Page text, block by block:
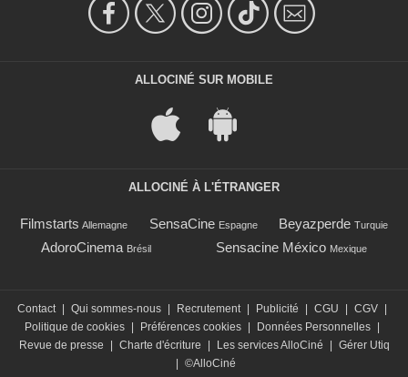
ALLOCINÉ SUR MOBILE
ALLOCINÉ À L'ÉTRANGER
Filmstarts Allemagne SensaCine Espagne Beyazperde Turquie
AdoroCinema Brésil Sensacine México Mexique
Contact | Qui sommes-nous | Recrutement | Publicité | CGU | CGV |
Politique de cookies | Préférences cookies | Données Personnelles |
Revue de presse
| Charte d'écriture | Les services AlloCiné | Gérer Utiq
| ©AlloCiné